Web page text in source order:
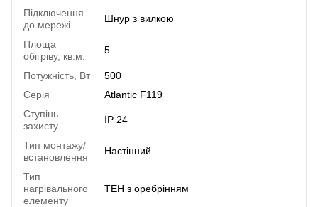
Підключення
до мережі
Шнур з вилкою
Площа
обігріву, кв.м.
5
Потужність, Вт
500
Серія
Atlantic F119
Ступінь
захисту
IP 24
Тип монтажу/
встановлення
Настінний
Тип
нагрівального
елементу
ТЕН з оребрінням